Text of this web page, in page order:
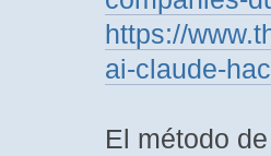
https://
ai-claude-
El método